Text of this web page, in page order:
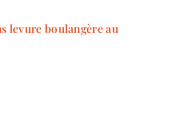
levure boulangère au